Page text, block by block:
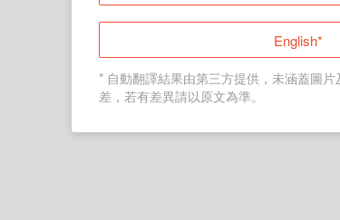
English*
* 自動翻譯結果由第三方提供，未涵蓋圖
差，若有差異請以原文為準。